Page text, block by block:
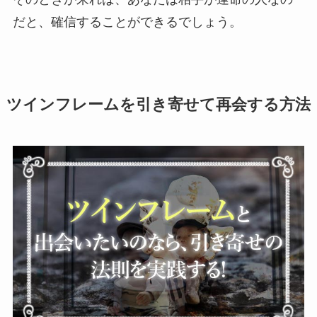
だと、確信することができるでしょう。
ツインフレームを引き寄せて再会する方法